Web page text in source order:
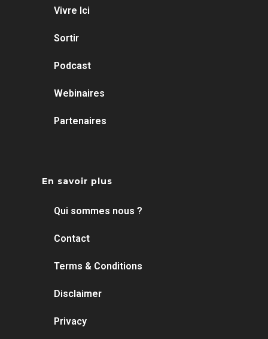
Vivre Ici
Sortir
Podcast
Webinaires
Partenaires
En savoir plus
Qui sommes nous ?
Contact
Terms & Conditions
Disclaimer
Privacy